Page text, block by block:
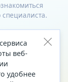
со стороны
веб-
удобнее